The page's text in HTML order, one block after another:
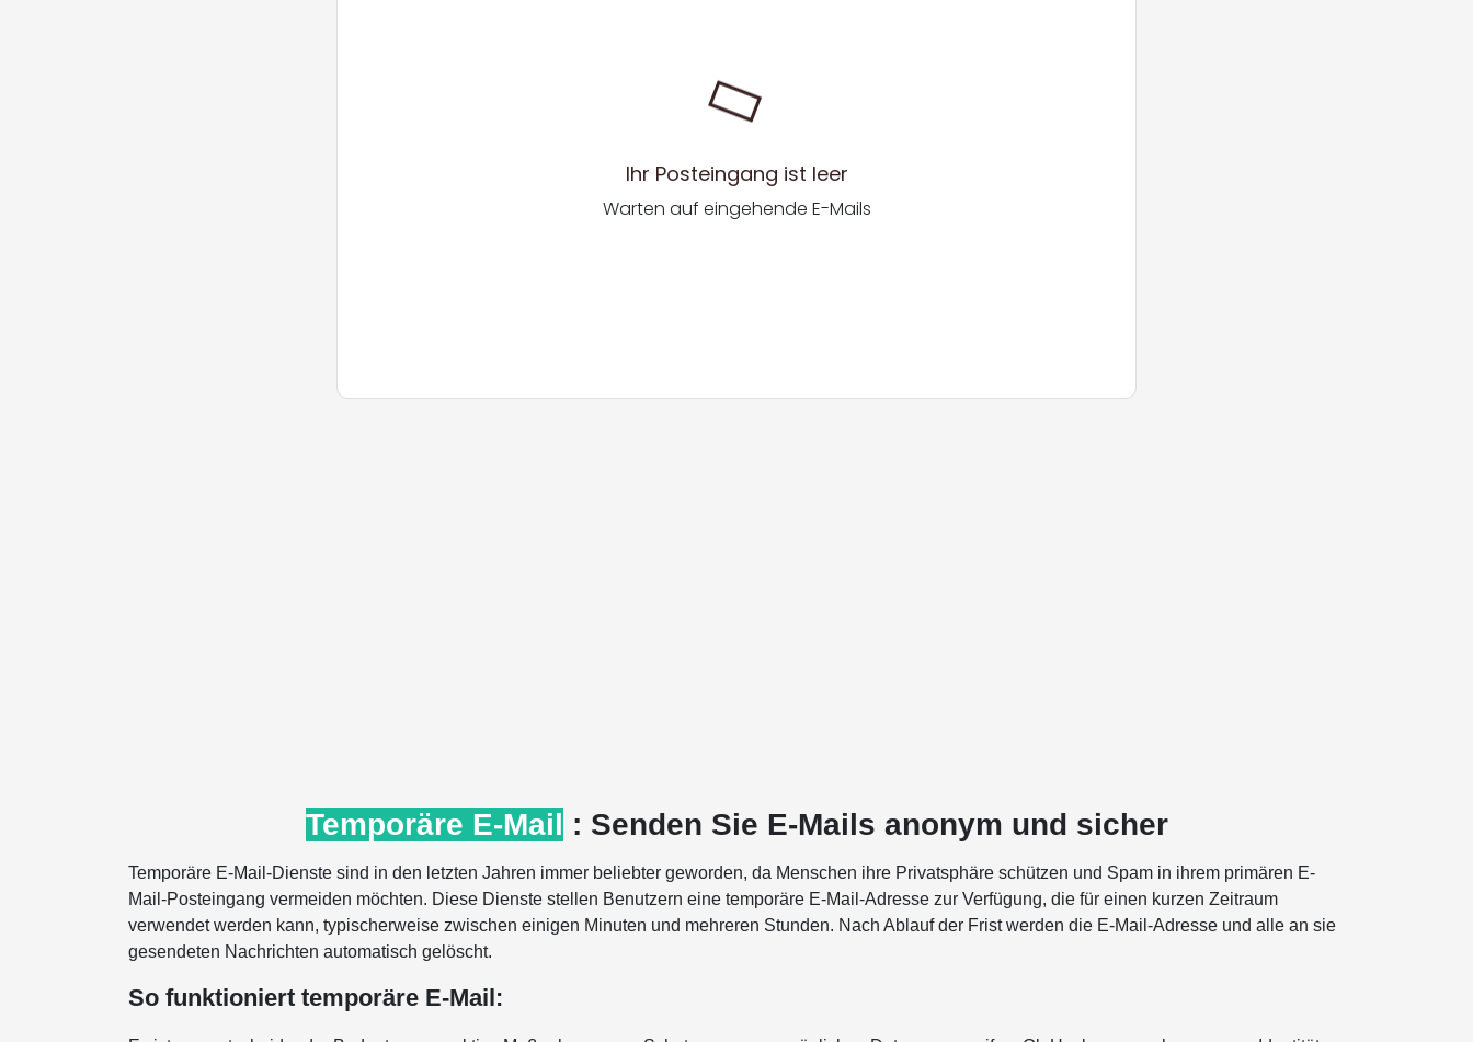
Ihr Posteingang ist leer
Warten auf eingehende E-Mails
Temporäre E-Mail : Senden Sie E-Mails anonym und sicher
Temporäre E-Mail-Dienste sind in den letzten Jahren immer beliebter geworden, da Menschen ihre Privatsphäre schützen und Spam in ihrem primären E-
Mail-Posteingang vermeiden möchten. Diese Dienste stellen Benutzern eine temporäre E-Mail-Adresse zur Verfügung, die für einen kurzen Zeitraum
verwendet werden kann, typischerweise zwischen einigen Minuten und mehreren Stunden. Nach Ablauf der Frist werden die E-Mail-Adresse und alle an sie
gesendeten Nachrichten automatisch gelöscht.
So funktioniert temporäre E-Mail: